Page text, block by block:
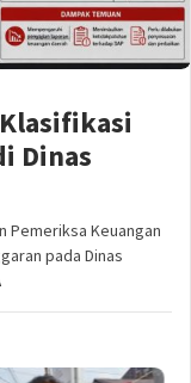
Dinas
Pemeriksa Keuangan
pada Dinas